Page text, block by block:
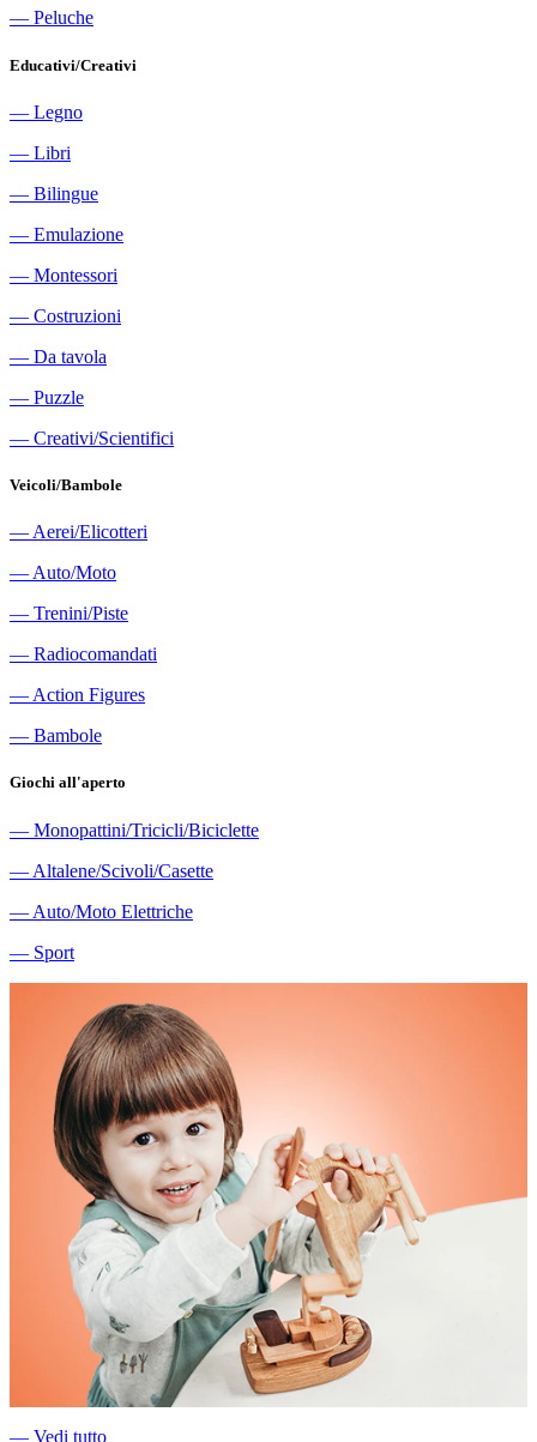
― Peluche
Educativi/Creativi
― Legno
― Libri
― Bilingue
― Emulazione
― Montessori
― Costruzioni
― Da tavola
― Puzzle
― Creativi/Scientifici
Veicoli/Bambole
― Aerei/Elicotteri
― Auto/Moto
― Trenini/Piste
― Radiocomandati
― Action Figures
― Bambole
Giochi all'aperto
― Monopattini/Tricicli/Biciclette
― Altalene/Scivoli/Casette
― Auto/Moto Elettriche
― Sport
― Vedi tutto